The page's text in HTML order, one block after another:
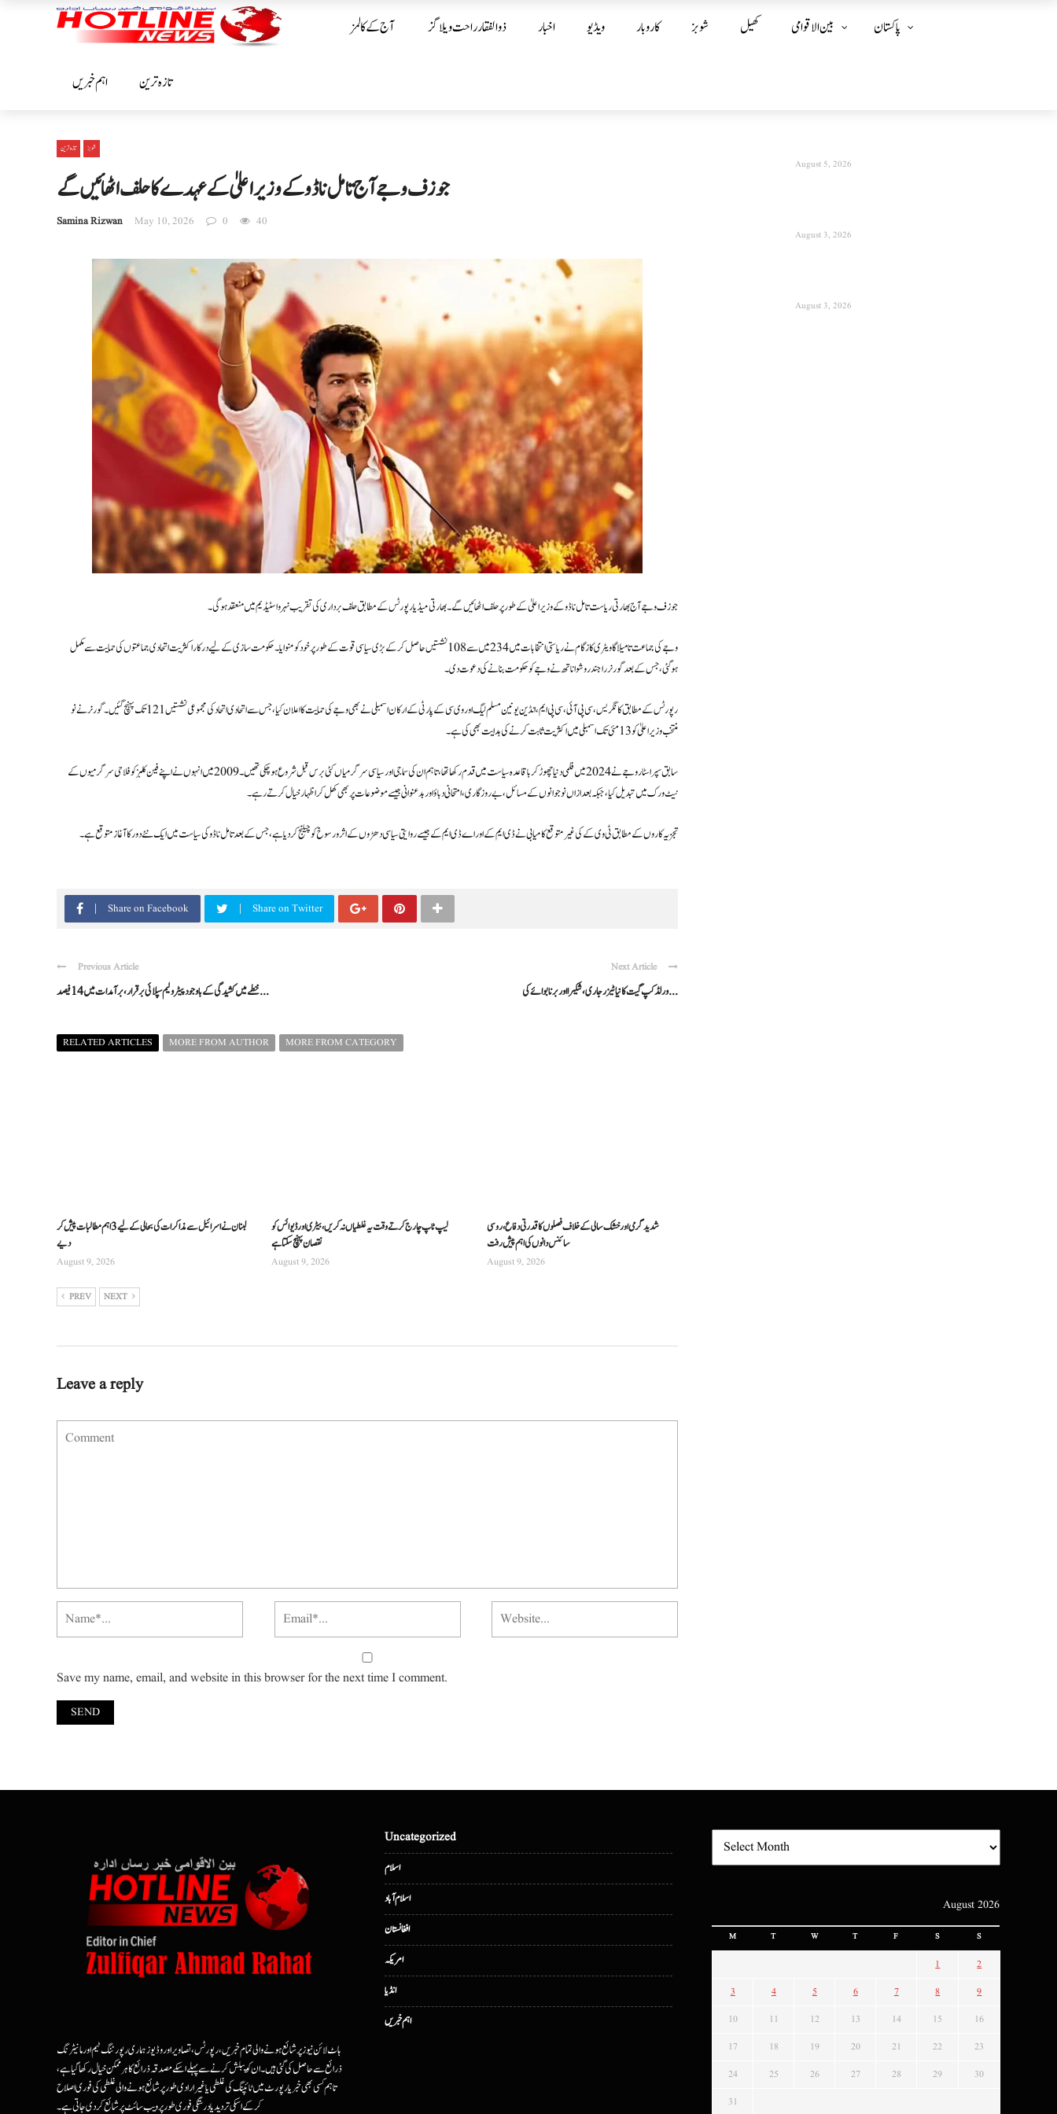
آج کے کالمز ذوالفقار راحت ویلاگز اخبار ویڈیو کاروبار شوبز کھیل بین الا قوامی پاکستان
اہم خبریں تازہ ترین
تازہ ترین شوبز
جوزف وجے آج تامل ناڈو کے وزیراعلیٰ کے عہدے کا حلف اٹھائیں گے
Samina Rizwan May 10, 2026 0 40
جوزف وجے آج بھارتی ریاست تامل ناڈو کے وزیراعلیٰ کے طور پر حلف اٹھائیں گے۔ بھارتی میڈیا رپورٹس کے مطابق حلف برداری کی تقریب نہرو اسٹیڈیم میں منعقد ہوگی۔
وجے کی جماعت تامیلاگا ویٹری کازگام نے ریاستی انتخابات میں 234 میں سے 108 نشستیں حاصل کر کے بڑی سیاسی قوت کے طور پر خود کو منوایا۔ حکومت سازی کے لیے درکار اکثریت اتحادی جماعتوں کی حمایت سے مکمل
ہوگئی، جس کے بعد گورنر راجندر وشواناتھ نے وجے کو حکومت بنانے کی دعوت دی۔
رپورٹس کے مطابق کانگریس، سی پی آئی، سی پی ایم، انڈین یونین مسلم لیگ اور وی سی کے پارٹی کے ارکان اسمبلی نے بھی وجے کی حمایت کا اعلان کیا، جس سے اتحادی اتحاد کی مجموعی نشستیں 121 تک پہنچ گئیں۔ گورنر نے نو
منتخب وزیراعلیٰ کو 13 مئی تک اسمبلی میں اکثریت ثابت کرنے کی ہدایت بھی کی ہے۔
سابق سپر اسٹار وجے نے 2024 میں فلمی دنیا چھوڑ کر باقاعدہ سیاست میں قدم رکھا تھا، تاہم ان کی سماجی اور سیاسی سرگرمیاں کئی برس قبل شروع ہو چکی تھیں۔ 2009 میں انہوں نے اپنے فین کلبز کو فلاحی سرگرمیوں کے
نیٹ ورک میں تبدیل کیا، جبکہ بعد ازاں نوجوانوں کے مسائل، بے روزگاری، امتحانی دباؤ اور بدعنوانی جیسے موضوعات پر بھی کھل کر اظہار خیال کرتے رہے۔
تجزیہ کاروں کے مطابق ٹی وی کے کی غیر متوقع کامیابی نے ڈی ایم کے اور اے ڈی ایم کے جیسے روایتی سیاسی دھڑوں کے اثر و رسوخ کو چیلنج کر دیا ہے، جس کے بعد تامل ناڈو کی سیاست میں ایک نئے دور کا آغاز متوقع ہے۔
Share on Facebook Share on Twitter
Previous Article
خطے میں کشیدگی کے باوجود پیٹرولیم سپلائی برقرار، برآمدات میں 14 فیصد ...
Next Article
ورلڈ کپ گیت کا نیا ٹیزر جاری، شکیرا اور برنا بوائے کی ...
RELATED ARTICLES MORE FROM AUTHOR MORE FROM CATEGORY
لبنان نے اسرائیل سے مذاکرات کی بحالی کے لیے 3 اہم مطالبات پیش کر
دیے
August 9, 2026
لیپ ٹاپ چارج کرتے وقت یہ غلطیاں نہ کریں، بیٹری اور ڈیوائس کو
نقصان پہنچ سکتا ہے
August 9, 2026
شدید گرمی اور خشک سالی کے خلاف فصلوں کا قدرتی دفاع، روسی
سائنس دانوں کی اہم پیش رفت
August 9, 2026
PREV NEXT
Leave a reply
Save my name, email, and website in this browser for the next time I comment.
August 5, 2026
August 3, 2026
August 3, 2026
ہاٹ لائن نیوز پر شائع ہونے والی تمام خبریں، رپورٹس، تصاویر اور وڈیوز ہماری رپورٹنگ ٹیم اور مانیٹرنگ
ذرائع سے حاصل کی گئی ہیں۔ ان کو پبلش کرنے سے پہلے اسکے مصدقہ ذرائع کا ہرممکن خیال رکھا گیا ہے،
تاہم کسی بھی خبر یا رپورٹ میں ٹائپنگ کی غلطی یا غیرارادی طور پر شائع ہونے والی غلطی کی فوری اصلاح
کرکے اسکی تردید یا درستگی فوری طور پر ویب سائٹ پر شائع کردی جاتی ہے۔
Uncategorized
اسلام
اسلام آباد
افغانستان
امریکہ
انڈیا
اہم خبریں
August 2026
M T W T F S S
1 2
3 4 5 6 7 8 9
10 11 12 13 14 15 16
17 18 19 20 21 22 23
24 25 26 27 28 29 30
31